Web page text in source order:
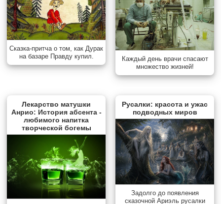
Сказка-притча о том, как Дурак
на базаре Правду купил.
Каждый день врачи спасают
множество жизней!
Лекарство матушки
Анрио: История абсента -
любимого напитка
творческой богемы
Русалки: красота и ужас
подводных миров
Задолго до появления
сказочной Ариэль русалки